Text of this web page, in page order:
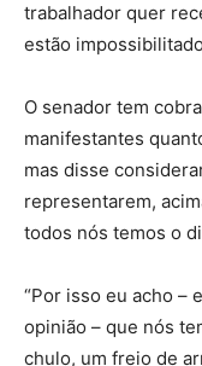
trabalhador quer
estão
O senador tem
manifestantes
mas disse
representarem,
todos nós temos o
“Por isso eu acho –
opinião – que nós
chulo, um freio de